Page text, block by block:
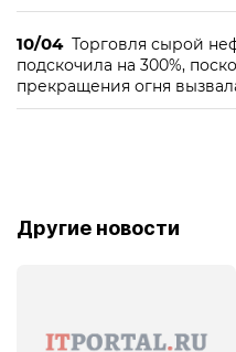
10/04 Торговля сырой
подскочила на 300%,
прекращения огня
Другие новости